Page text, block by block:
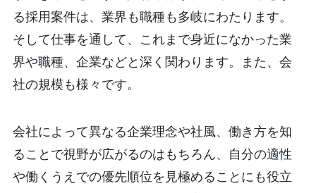
る採用案件は、業界も職種も多岐にわたります。
そして仕事を通して、これまで身近になかった業
界や職種、企業などと深く関わります。また、会
社の規模も様々です。
会社によって異なる企業理念や社風、働き方を知
ることで視野が広がるのはもちろん、自分の適性
や働くうえでの優先順位を見極めることにも役立